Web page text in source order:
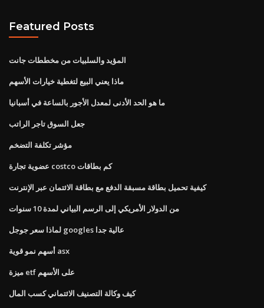
Featured Posts
المؤيد والسلبيات من مخططات جانت
ماذا يعني البيع لتغطية خيارات الأسهم
ما هو الحد الأدنى لمعدل الأجور بالساعة في أسبانيا
جعل السوق تاجر الراتب
مؤشر تكلفة التضخم
عضوية تجارة costco كم بطاقات
كيفية تحميل بطاقة مسبقة الدفع مع بطاقة الائتمان عبر الإنترنت
من الدولار الأمريكي إلى الرسم البياني لمدة 10 سنوات
لماذا سعر جوجل googles عالية جدا
أسهم نمو قوية asx
ميزة etf على الأسهم
كيف وكالة التصنيف الائتماني كسب المال